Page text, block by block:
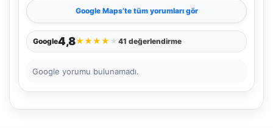
Google Maps’te tüm yorumları gör
Google4,8★★★★ ★ 41 değerlendirme
Google yorumu bulunamadı.
🧭 Rehber ⭐ Popüler
🚶 Yürüyüş